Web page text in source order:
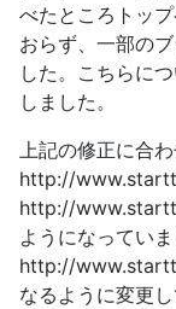
べたところトッ
おらず、一部の
した。こちらに
しました。
上記の修正に合わ
http://
http://
ようになっていま
http://
なるように変更